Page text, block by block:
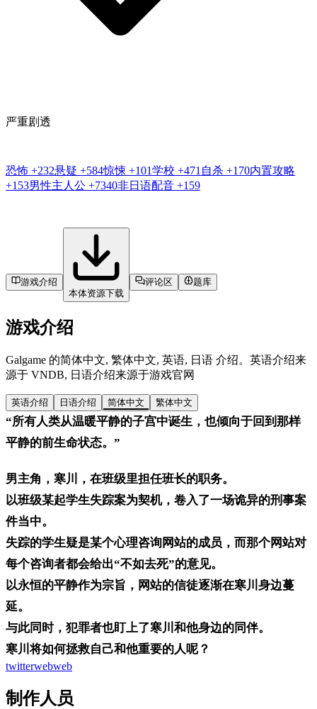
严重剧透
恐怖 +232悬疑 +584惊悚 +101学校 +471 自杀 +170内置攻略
+153男性主人公 +7340非日语配音 +159
游戏介绍
本体资源下载
评论区 题库
游戏介绍
Galgame 的简体中文, 繁体中文, 英语, 日语 介绍。英语介绍来
源于 VNDB, 日语介绍来源于游戏官网
英语介绍 日语介绍 简体中文 繁体中文
“所有人类从温暖平静的子宫中诞生，也倾向于回到那样
平静的前生命状态。”
男主角，寒川，在班级里担任班长的职务。
以班级某起学生失踪案为契机，卷入了一场诡异的刑事案
件当中。
失踪的学生疑是某个心理咨询网站的成员，而那个网站对
每个咨询者都会给出“不如去死”的意见。
以永恒的平静作为宗旨，网站的信徒逐渐在寒川身边蔓
延。
与此同时，犯罪者也盯上了寒川和他身边的同伴。
寒川将如何拯救自己和他重要的人呢？
twitterwebweb
制作人员